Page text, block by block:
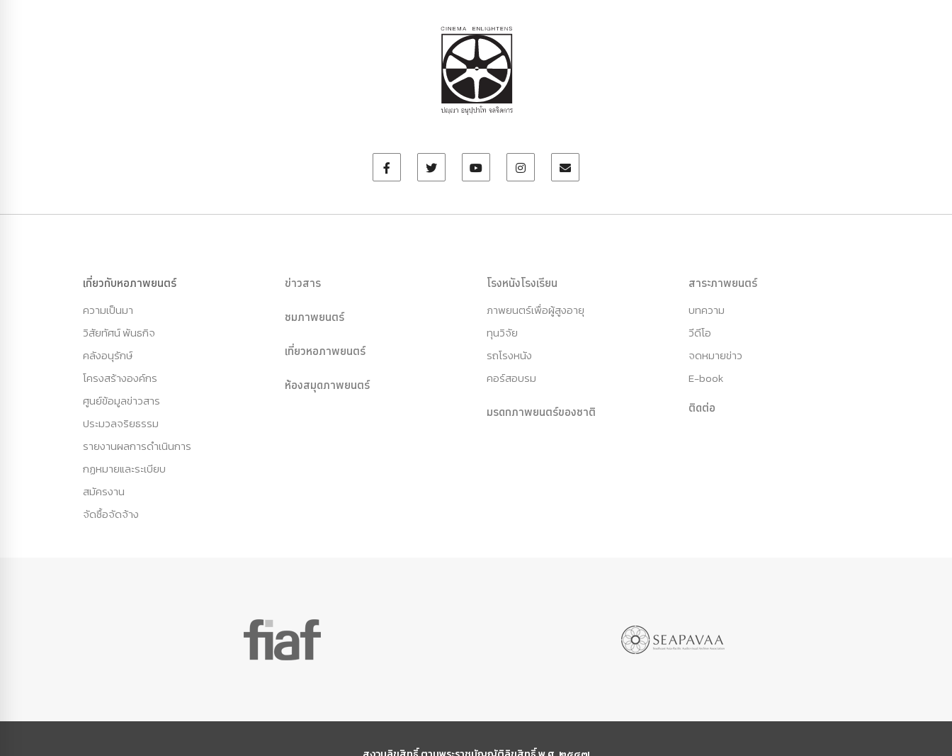
เกี่ยวกับหอภาพยนตร์
ความเป็นมา
วิสัยทัศน์ พันธกิจ
คลังอนุรักษ์
โครงสร้างองค์กร
ศูนย์ข้อมูลข่าวสาร
ประมวลจริยธรรม
รายงานผลการดำเนินการ
กฏหมายและระเบียบ
สมัครงาน
จัดซื้อจัดจ้าง
ข่าวสาร
ชมภาพยนตร์
เที่ยวหอภาพยนตร์
ห้องสมุดภาพยนตร์
โรงหนังโรงเรียน
ภาพยนตร์เพื่อผู้สูงอายุ
ทุนวิจัย
รถโรงหนัง
คอร์สอบรม
มรดกภาพยนตร์ของชาติ
สาระภาพยนตร์
บทความ
วีดีโอ
จดหมายข่าว
E-book
ติดต่อ